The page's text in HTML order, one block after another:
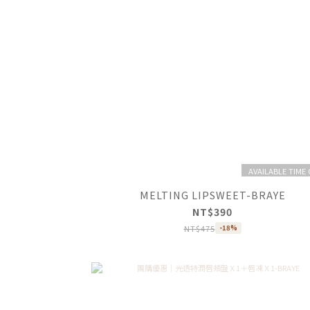
AVAILABLE TIME
MELTING LIPSWEET-BRAYE
NT$390
NT$475 -18%